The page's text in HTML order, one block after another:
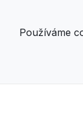
Používáme